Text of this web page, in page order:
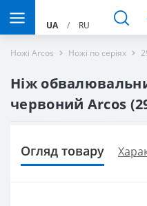
UA / RU
Ножі Arcos Ножі по серіях
Ніж
червоний Arcos
Огляд товару